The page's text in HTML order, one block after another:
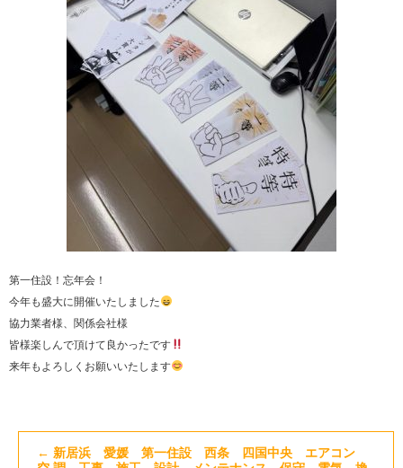
第一住設！忘年会！
今年も盛大に開催いたしました
協力業者様、関係会社様
皆様楽しんで頂けて良かったです
来年もよろしくお願いいたします
← 新居浜 愛媛 第一住設 西条 四国中央 エアコン